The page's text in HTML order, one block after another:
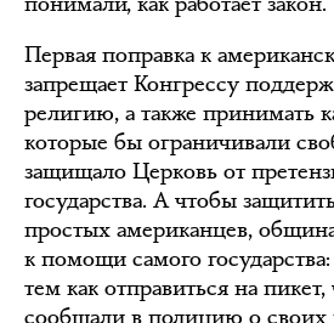
Первая поправка к
запрещает Конгрессу
религию, а также принимать
которые бы ограничивали
защищало Церковь от
государства. А чтобы
простых американцев,
к помощи самого
тем как отправиться на
сообщали в полицию о своих